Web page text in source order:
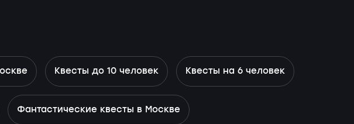
Квесты до 10 человек Квесты на 6 человек
Фантастические квесты в Москве